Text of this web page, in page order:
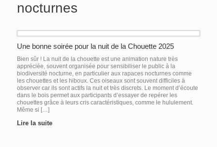
nocturnes
Une bonne soirée pour la nuit de la Chouette 2025
Bien sûr ! La nuit de la chouette est une animation nature très
appréciée, souvent organisée pour sensibiliser le public à la
biodiversité nocturne, en particulier aux rapaces nocturnes comme
les chouettes et les hiboux. Ces oiseaux sont souvent difficiles à
observer car ils sont actifs la nuit et très discrets. Le moment d’écoute
dans le bois permet aux participants d’essayer de repérer les
chouettes grâce à leurs cris caractéristiques, comme le hululement.
Même si […]
Lire la suite